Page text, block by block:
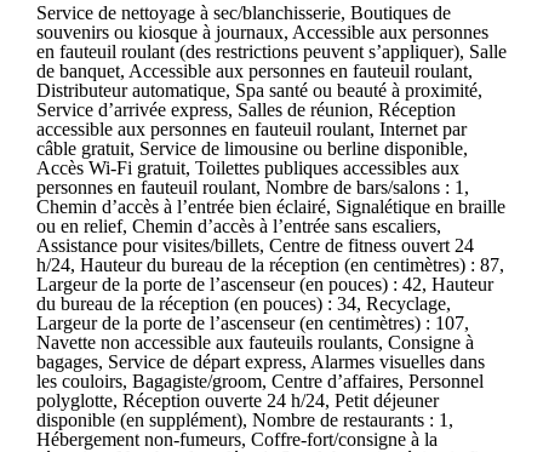
Service de nettoyage à sec/blanchisserie, Boutiques de
souvenirs ou kiosque à journaux, Accessible aux personnes
en fauteuil roulant (des restrictions peuvent s’appliquer), Salle
de banquet, Accessible aux personnes en fauteuil roulant,
Distributeur automatique, Spa santé ou beauté à proximité,
Service d’arrivée express, Salles de réunion, Réception
accessible aux personnes en fauteuil roulant, Internet par
câble gratuit, Service de limousine ou berline disponible,
Accès Wi-Fi gratuit, Toilettes publiques accessibles aux
personnes en fauteuil roulant, Nombre de bars/salons : 1,
Chemin d’accès à l’entrée bien éclairé, Signalétique en braille
ou en relief, Chemin d’accès à l’entrée sans escaliers,
Assistance pour visites/billets, Centre de fitness ouvert 24
h/24, Hauteur du bureau de la réception (en centimètres) : 87,
Largeur de la porte de l’ascenseur (en pouces) : 42, Hauteur
du bureau de la réception (en pouces) : 34, Recyclage,
Largeur de la porte de l’ascenseur (en centimètres) : 107,
Navette non accessible aux fauteuils roulants, Consigne à
bagages, Service de départ express, Alarmes visuelles dans
les couloirs, Bagagiste/groom, Centre d’affaires, Personnel
polyglotte, Réception ouverte 24 h/24, Petit déjeuner
disponible (en supplément), Nombre de restaurants : 1,
Hébergement non-fumeurs, Coffre-fort/consigne à la